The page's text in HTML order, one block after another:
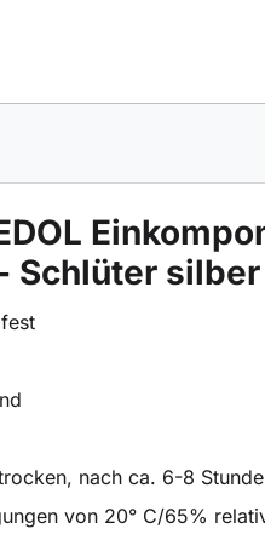
Schlüter
nach ca. 6-8
von 20° C/65%